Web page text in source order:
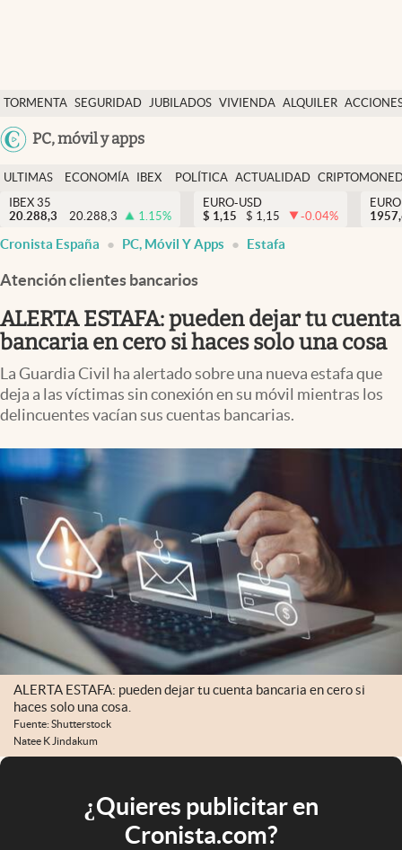
TORMENTA SEGURIDAD JUBILADOS VIVIENDA ALQUILER
PC, móvil y apps
Economía y finanzas
Política
Actualidad
Criptomonedas
España
ULTIMAS
NOTICIAS
ECONOMÍA
FINANZAS
IBEX
EURO
POLÍTICA ACTUALIDAD
IBEX 35
20.288,3
20.288,3 1.15%
EURO-USD
$ 1,15 $ 1,15 -0.04%
Cronista España PC, Móvil Y Apps Estafa
Atención clientes bancarios
ALERTA ESTAFA: pueden dejar tu cuenta
bancaria en cero si haces solo una cosa
La Guardia Civil ha alertado sobre una nueva estafa que
deja a las víctimas sin conexión en su móvil mientras los
delincuentes vacían sus cuentas bancarias.
ALERTA ESTAFA: pueden dejar tu cuenta bancaria en cero si
haces solo una cosa.
Fuente: Shutterstock
Natee K Jindakum
¿Quieres publicitar en
Cronista.com?